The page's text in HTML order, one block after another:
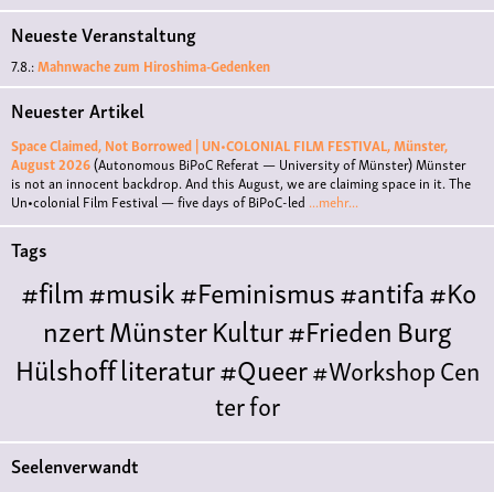
Neueste Veranstaltung
7.8.:Mahnwache zum Hiroshima-Gedenken
Neuester Artikel
Space Claimed, Not Borrowed | UN•COLONIAL FILM FESTIVAL, Münster,
August 2026(Autonomous BiPoC Referat — University of Münster)Münster
is not an innocent backdrop. And this August, we are claiming space in it. The
Un•colonial Film Festival — five days of BiPoC-led ...mehr...
Tags
#film#musik#Feminismus#antifa#Ko
nzertMünsterKultur#FriedenBurg
Hülshoffliteratur#Queer#WorkshopCen
ter for
LiteraturePolyamoriePolytreff#liveEthische
Seelenverwandt